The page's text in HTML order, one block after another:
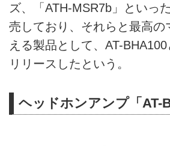
ズ、「ATH-MSR7b」といっ
売しており、それらと最高の
える製品として、AT-
リリースしたという。
ヘッドホンアンプ「AT-